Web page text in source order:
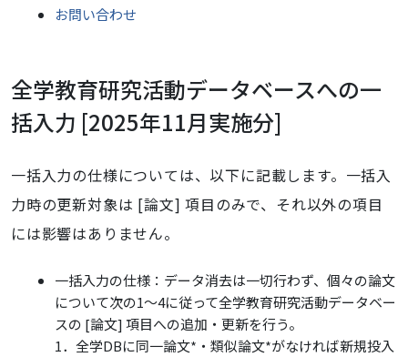
お問い合わせ
全学教育研究活動データベースへの一
括入力 [2025年11月実施分]
一括入力の仕様については、以下に記載します。一括入
力時の更新対象は [論文] 項目のみで、それ以外の項目
には影響はありません。
一括入力の仕様：データ消去は一切行わず、個々の論文
について次の1～4に従って全学教育研究活動データベー
スの [論文] 項目への追加・更新を行う。
1．全学DBに同一論文*・類似論文*がなければ新規投入